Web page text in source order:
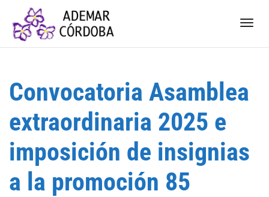
Convocatoria Asamblea
extraordinaria 2025 e
imposición de insignias
a la promoción 85